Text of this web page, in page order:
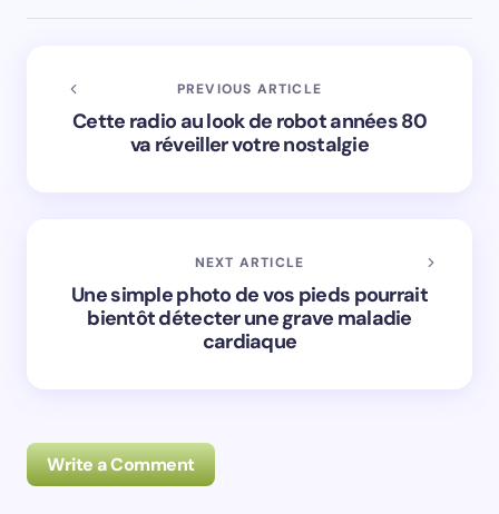
PREVIOUS ARTICLE
Cette radio au look de robot années 80
va réveiller votre nostalgie
NEXT ARTICLE
Une simple photo de vos pieds pourrait
bientôt détecter une grave maladie
cardiaque
Write a Comment